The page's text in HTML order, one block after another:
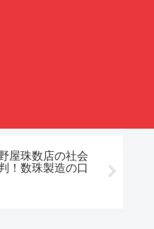
屋珠数店の社会
！数珠製造の口 語教室
室！自